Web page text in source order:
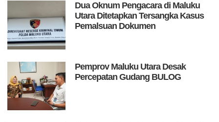
Dua Oknum Pengacara di Maluku
Utara Ditetapkan Tersangka Kasus
Pemalsuan Dokumen
Pemprov Maluku Utara Desak
Percepatan Gudang BULOG